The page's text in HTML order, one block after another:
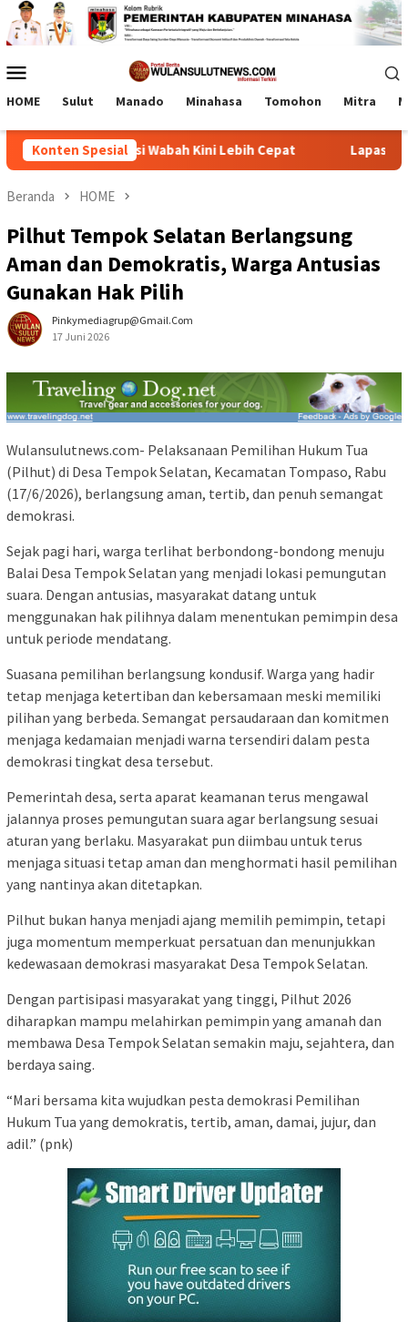
Loncat
ke
konten
Mobile
HOME Sulut Manado Minahasa Tomohon Mitra
Konten Spesial
Deteksi Wabah Kini Lebih Cepat Lapas Tamako
Beranda HOME
Pilhut Tempok Selatan Berlangsung
Aman dan Demokratis, Warga Antusias
Gunakan Hak Pilih
Pinkymediagrup@gmail.com
17 Juni 2026
Wulansulutnews.com- Pelaksanaan Pemilihan Hukum Tua
(Pilhut) di Desa Tempok Selatan, Kecamatan Tompaso, Rabu
(17/6/2026), berlangsung aman, tertib, dan penuh semangat
demokrasi.
Sejak pagi hari, warga terlihat berbondong-bondong menuju
Balai Desa Tempok Selatan yang menjadi lokasi pemungutan
suara. Dengan antusias, masyarakat datang untuk
menggunakan hak pilihnya dalam menentukan pemimpin desa
untuk periode mendatang.
Suasana pemilihan berlangsung kondusif. Warga yang hadir
tetap menjaga ketertiban dan kebersamaan meski memiliki
pilihan yang berbeda. Semangat persaudaraan dan komitmen
menjaga kedamaian menjadi warna tersendiri dalam pesta
demokrasi tingkat desa tersebut.
Pemerintah desa, serta aparat keamanan terus mengawal
jalannya proses pemungutan suara agar berlangsung sesuai
aturan yang berlaku. Masyarakat pun diimbau untuk terus
menjaga situasi tetap aman dan menghormati hasil pemilihan
yang nantinya akan ditetapkan.
Pilhut bukan hanya menjadi ajang memilih pemimpin, tetapi
juga momentum memperkuat persatuan dan menunjukkan
kedewasaan demokrasi masyarakat Desa Tempok Selatan.
Dengan partisipasi masyarakat yang tinggi, Pilhut 2026
diharapkan mampu melahirkan pemimpin yang amanah dan
membawa Desa Tempok Selatan semakin maju, sejahtera, dan
berdaya saing.
“Mari bersama kita wujudkan pesta demokrasi Pemilihan
Hukum Tua yang demokratis, tertib, aman, damai, jujur, dan
adil.” (pnk)